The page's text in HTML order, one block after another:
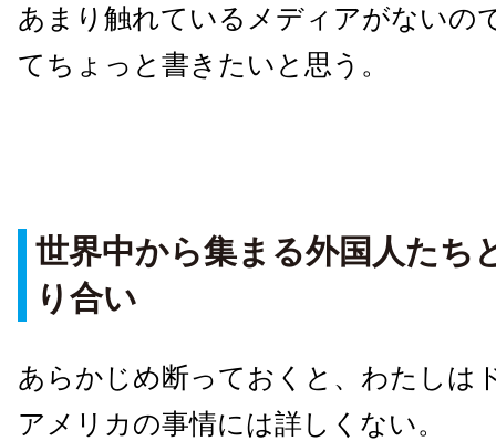
あまり触れているメディアがないの
てちょっと書きたいと思う。
世界中から集まる外国人たち
り合い
あらかじめ断っておくと、わたしは
アメリカの事情には詳しくない。